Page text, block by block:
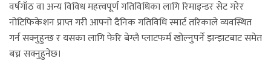
वर्षगाँठ वा अन्य विविध महत्त्वपूर्ण गतिविधिका लागि रिमाइन्डर सेट गरेर
नोटिफिकेशन प्राप्त गरी आफ्नो दैनिक गतिविधि स्मार्ट तरिकाले व्यवस्थित
गर्न सक्नुहुन्छ र यसका लागि फेरि बेग्लै प्लाटफर्म खोल्नुपर्ने झन्झटबाट समेत
बच्न सक्नुहुनेछ।